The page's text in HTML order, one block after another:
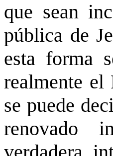
que sean
pública de
esta forma
realmente el
se puede
renovado